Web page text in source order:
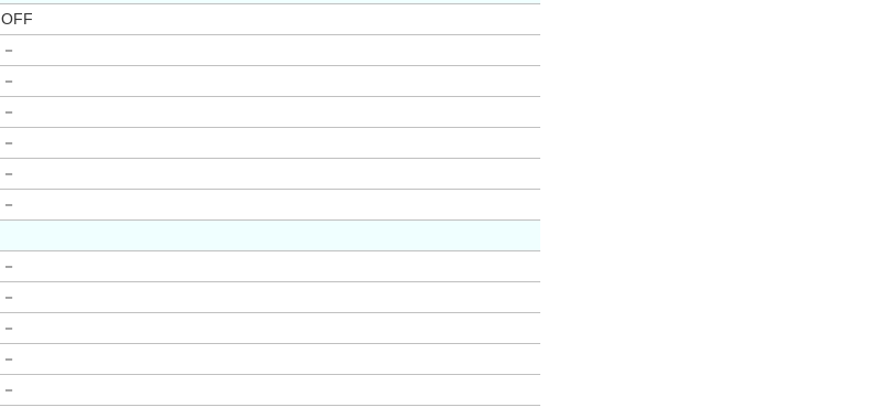
OFF
－
－
－
－
－
－
－
－
－
－
－